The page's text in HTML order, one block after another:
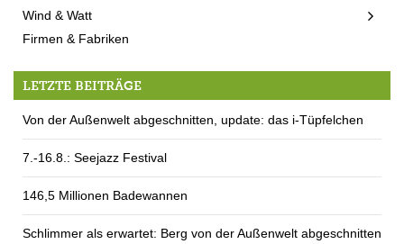
Wind & Watt
Firmen & Fabriken
LETZTE BEITRÄGE
Von der Außenwelt abgeschnitten, update: das i-Tüpfelchen
7.-16.8.: Seejazz Festival
146,5 Millionen Badewannen
Schlimmer als erwartet: Berg von der Außenwelt abgeschnitten